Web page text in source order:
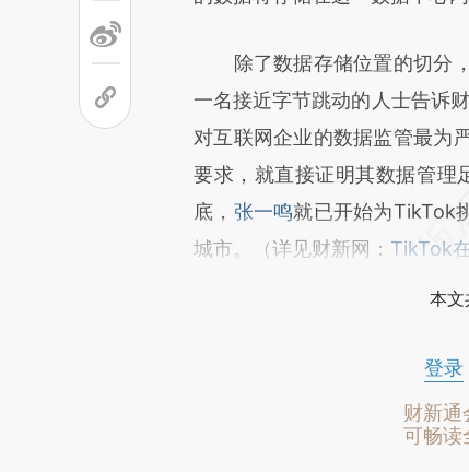
除了数据存储位置的切分，
一名接近字节跳动的人士告诉
对互联网企业的数据监管最为
要求，就直接证明其数据管理
底， 张一鸣就已开始为TikTok
城市。（详见财新网： TikTok
本文
登录
财新通
可畅读